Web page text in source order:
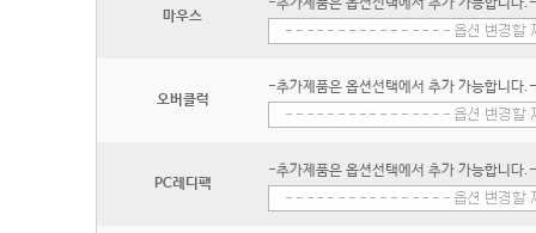
마우스
-추가제품은 옵션선택에서 추가 가능합니다.-
오버클럭
-추가제품은 옵션선택에서 추가 가능합니다.-
PC레디팩
-추가제품은 옵션선택에서 추가 가능합니다.-